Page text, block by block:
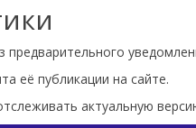
предварительного
её публикации на сайте.
актуальную